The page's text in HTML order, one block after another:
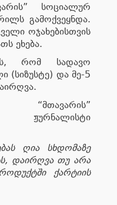
სოციალურ
გამოქვეყნდა.
ოჯახებისთვის
ეხება.
რომ სადავო
(სიზუსტე) და მე-5
ჟურნალისტი
ღია სხდომაზე
დაირღვა თუ არა
ქარტიის